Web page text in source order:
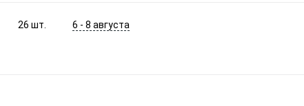
26шт. 6 - 8 августа